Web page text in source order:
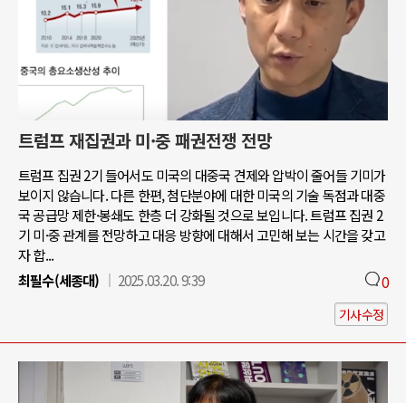
트럼프 재집권과 미·중 패권전쟁 전망
트럼프 집권 2기 들어서도 미국의 대중국 견제와 압박이 줄어들 기미가
보이지 않습니다. 다른 한편, 첨단분야에 대한 미국의 기술 독점과 대중
국 공급망 제한·봉쇄도 한층 더 강화될 것으로 보입니다. 트럼프 집권 2
기 미·중 관계를 전망하고 대응 방향에 대해서 고민해 보는 시간을 갖고
자 합...
최필수(세종대)
2025.03.20. 9:39 0
기사수정